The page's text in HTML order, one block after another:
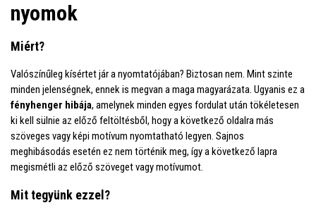
nyomok
Miért?
Valószínűleg kísértet jár a nyomtatójában? Biztosan nem. Mint szinte
minden jelenségnek, ennek is megvan a maga magyarázata. Ugyanis ez a
fényhenger hibája, amelynek minden egyes fordulat után tökéletesen
ki kell sülnie az előző feltöltésből, hogy a következő oldalra más
szöveges vagy képi motívum nyomtatható legyen. Sajnos
meghibásodás esetén ez nem történik meg, így a következő lapra
megismétli az előző szöveget vagy motívumot.
Mit tegyünk ezzel?